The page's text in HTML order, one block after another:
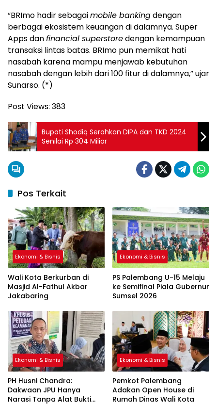
“BRImo hadir sebagaimobile bankingdengan
berbagai ekosistem keuangan di dalamnya. Super
Apps danfinancial superstoredengan kemampuan
transaksi lintas batas. BRImo pun memikat hati
nasabah karena mampu menjawab kebutuhan
nasabah dengan lebih dari 100 fitur di dalamnya,” ujar
Sunarso. (*)
Post Views: 383
Bupati Shodiq Serahkan DIPA dan TKD 2024
Senilai Rp 304 Miliar
Pos Terkait
Ekonomi & Bisnis
Wali Kota Berkurban di
Masjid Al-Fathul Akbar
Jakabaring
Ekonomi & Bisnis
PS Palembang U-15 Melaju
ke Semifinal Piala Gubernur
Sumsel 2026
Ekonomi & Bisnis
PH Husni Chandra:
Dakwaan JPU Hanya
Narasi Tanpa Alat Bukti
Ekonomi & Bisnis
Pemkot Palembang
Adakan Open House di
Rumah Dinas Wali Kota